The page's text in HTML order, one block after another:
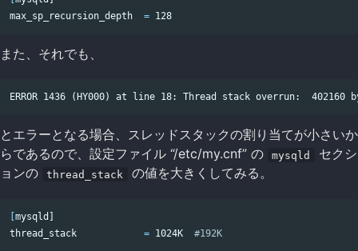
max_sp_recursion_depth =
また、それでも、
とエラーとなる場合、スレッドスタックの割り当てが小さいか
らであるので、設定ファイル “/etc/my.cnf” の
mysqld
セクシ
ョンの
thread_stack の値を大きくしてみる。
mysqld]
thread_stack = 1024K #192K